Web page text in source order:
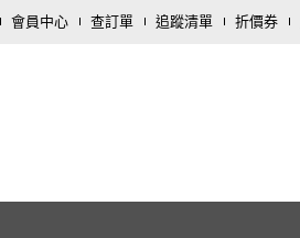
會員中心 查訂單 追蹤清單 折價券